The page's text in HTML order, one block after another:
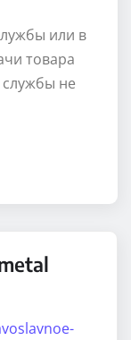
или в
товара
службы не